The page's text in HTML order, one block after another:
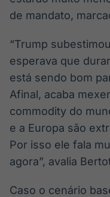
de mandato,
“Trump
esperava que
está sendo bom
Afinal, acaba
commodity do
e a Europa são
Por isso ele fala
agora”, avalia
Caso o cenário